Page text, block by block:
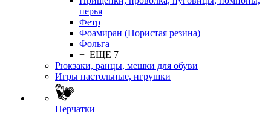
перья
Фетр
Фоамиран (Пористая резина)
Фольга
+ ЕЩЕ 7
Рюкзаки, ранцы, мешки для обуви
Игры настольные, игрушки
Перчатки